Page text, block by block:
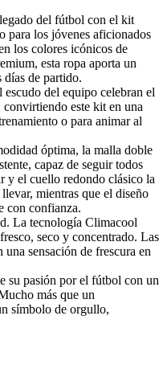
del fútbol con el kit
para los jóvenes aficionados
los colores icónicos de
esta ropa aporta un
días de partido.
del equipo celebran el
este kit en una
o para animar al
óptima, la malla doble
capaz de seguir todos
y el cuello redondo clásico la
mientras que el diseño
con confianza.
La tecnología Climacool
seco y concentrado. Las
sensación de frescura en
su pasión por el fútbol con un
más que un
símbolo de orgullo,